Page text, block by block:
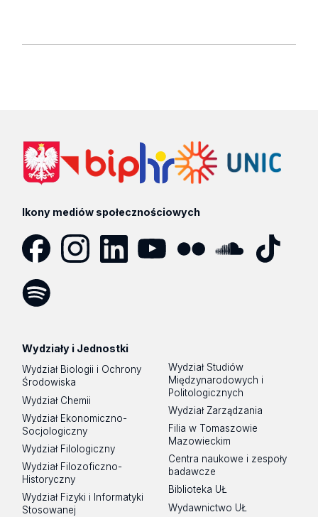
Ikony mediów społecznościowych
Wydziały i Jednostki
Wydział Biologii i Ochrony
Środowiska
Wydział Chemii
Wydział Ekonomiczno-
Socjologiczny
Wydział Filologiczny
Wydział Filozoficzno-
Historyczny
Wydział Fizyki i Informatyki
Stosowanej
Wydział Studiów
Międzynarodowych i
Politologicznych
Wydział Zarządzania
Filia w Tomaszowie
Mazowieckim
Centra naukowe i zespoły
badawcze
Biblioteka UŁ
Wydawnictwo UŁ